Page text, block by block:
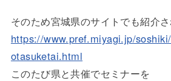
そのため宮城県のサイトでも紹介
https://www.pref.miyagi.jp/
otasuketai.html
このたび県と共催でセミナーを